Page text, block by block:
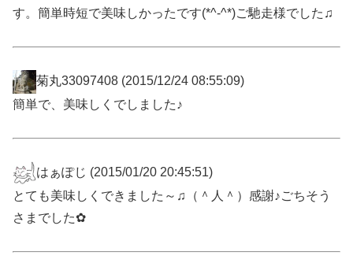
す。簡単時短で美味しかったです(*^-^*)ご馳走様でした♫
菊丸33097408 (2015/12/24 08:55:09)
簡単で、美味しくでしました♪
はぁぽじ (2015/01/20 20:45:51)
とても美味しくできました～♫（＾人＾）感謝♪ごちそう
さまでした✿